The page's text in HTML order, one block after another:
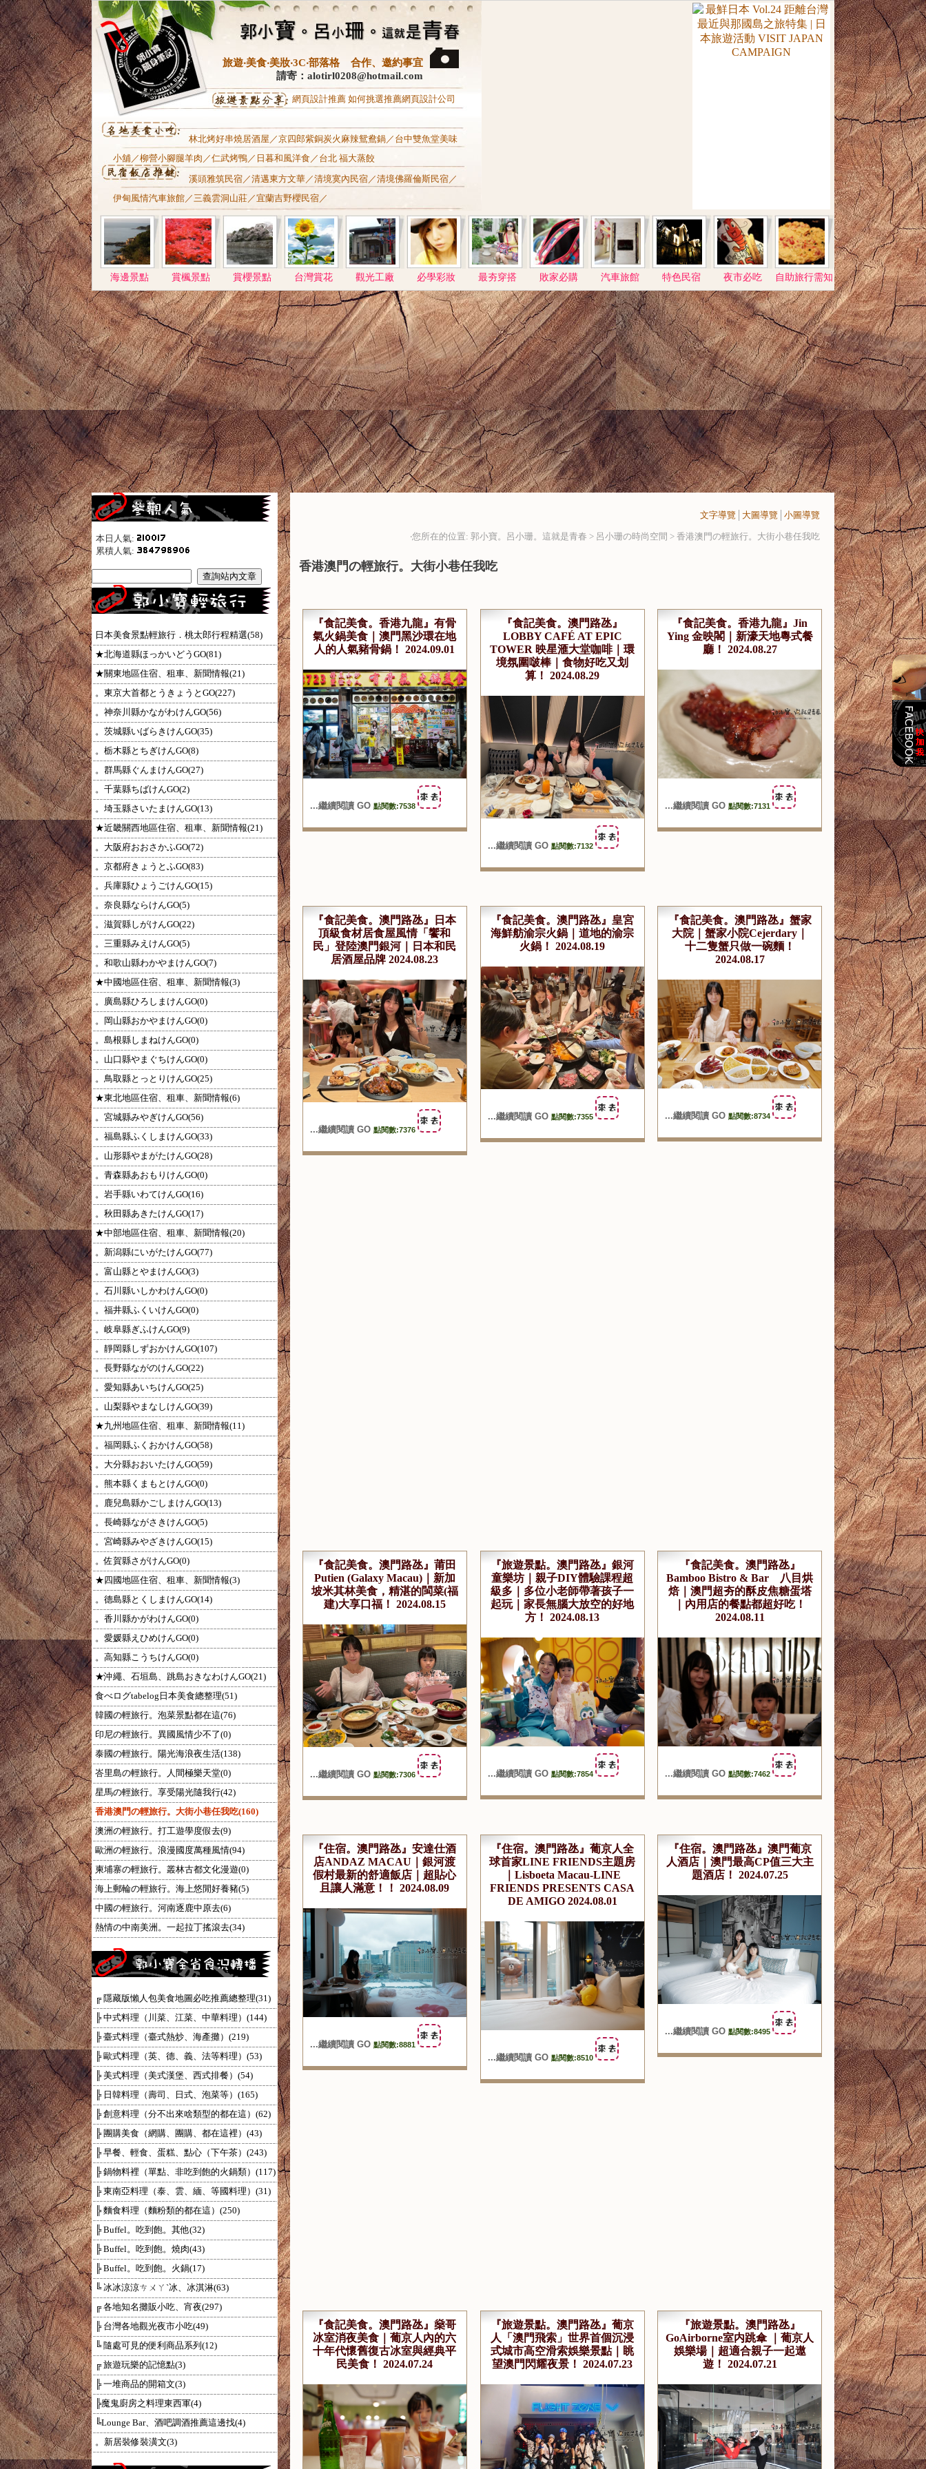
旅遊‧美食‧美妝‧3C‧部落格 合作、邀約事宜
請寄：alotirl0208@hotmail.com
網頁設計推薦 如何挑選推薦網頁設計公司
林北烤好串燒居酒屋 ／京四郎紫銅炭火麻辣鴛鴦鍋／ 台中雙魚堂美味
小舖／柳營小腳腿羊肉 ／仁武烤鴨／ 日暮和風洋食／ 台北 福大蒸餃
溪頭雅筑民宿／清邁東方文華／清境寞內民宿／清境佛羅倫斯民宿／
伊甸風情汽車旅館／三義雲洞山莊／宜蘭吉野櫻民宿／
海邊景點 賞楓景點 賞櫻景點 台灣賞花 觀光工廠 必學彩妝 最夯穿搭 敗家必購 汽車旅館 特色民宿 夜市必吃 自助旅行需知
本日人氣:
累積人氣:
日本美食景點輕旅行．桃太郎行程精選(58)
★北海道縣ほっかいどうGO(81)
★關東地區住宿、租車、新聞情報(21)
。東京大首都とうきょうとGO(227)
。神奈川縣かながわけんGO(56)
。茨城縣いばらきけんGO(35)
。栃木縣とちぎけんGO(8)
。群馬縣ぐんまけんGO(27)
。千葉縣ちばけんGO(2)
。埼玉縣さいたまけんGO(13)
★近畿關西地區住宿、租車、新聞情報(21)
。大阪府おおさかふGO(72)
。京都府きょうとふGO(83)
。兵庫縣ひょうごけんGO(15)
。奈良縣ならけんGO(5)
。滋賀縣しがけんGO(22)
。三重縣みえけんGO(5)
。和歌山縣わかやまけんGO(7)
★中國地區住宿、租車、新聞情報(3)
。廣島縣ひろしまけんGO(0)
。岡山縣おかやまけんGO(0)
。島根縣しまねけんGO(0)
。山口縣やまぐちけんGO(0)
。鳥取縣とっとりけんGO(25)
★東北地區住宿、租車、新聞情報(6)
。宮城縣みやぎけんGO(56)
。福島縣ふくしまけんGO(33)
。山形縣やまがたけんGO(28)
。青森縣あおもりけんGO(0)
。岩手縣いわてけんGO(16)
。秋田縣あきたけんGO(17)
★中部地區住宿、租車、新聞情報(20)
。新潟縣にいがたけんGO(77)
。富山縣とやまけんGO(3)
。石川縣いしかわけんGO(0)
。福井縣ふくいけんGO(0)
。岐阜縣ぎふけんGO(9)
。靜岡縣しずおかけんGO(107)
。長野縣ながのけんGO(22)
。愛知縣あいちけんGO(25)
。山梨縣やまなしけんGO(39)
★九州地區住宿、租車、新聞情報(11)
。福岡縣ふくおかけんGO(58)
。大分縣おおいたけんGO(59)
。熊本縣くまもとけんGO(0)
。鹿兒島縣かごしまけんGO(13)
。長崎縣ながさきけんGO(5)
。宮崎縣みやざきけんGO(15)
。佐賀縣さがけんGO(0)
★四國地區住宿、租車、新聞情報(3)
。德島縣とくしまけんGO(14)
。香川縣かがわけんGO(0)
。愛媛縣えひめけんGO(0)
。高知縣こうちけんGO(0)
★沖繩、石垣島、跳島おきなわけんGO(21)
食べログtabelog日本美食總整理(51)
韓國の輕旅行。泡菜景點都在這(76)
印尼の輕旅行。異國風情少不了(0)
泰國の輕旅行。陽光海浪夜生活(138)
峇里島の輕旅行。人間極樂天堂(0)
星馬の輕旅行。享受陽光隨我行(42)
香港澳門の輕旅行。大街小巷任我吃(160)
澳洲の輕旅行。打工遊學度假去(9)
歐洲の輕旅行。浪漫國度萬種風情(94)
柬埔寨の輕旅行。叢林古都文化漫遊(0)
海上郵輪の輕旅行。海上悠閒好養豬(5)
中國の輕旅行。河南逐鹿中原去(6)
熱情の中南美洲。一起拉丁搖滾去(34)
╔ 隱藏版懶人包美食地圖必吃推薦總整理(31)
╠ 中式料理（川菜、江菜、中華料理）(144)
╠ 臺式料理（臺式熱炒、海產攤）(219)
╠ 歐式料理（英、德、義、法等料理）(53)
╠ 美式料理（美式漢堡、西式排餐）(54)
╠ 日韓料理（壽司、日式、泡菜等）(165)
╠ 創意料理（分不出來啥類型的都在這）(62)
╠ 團購美食（網購、團購、都在這裡）(43)
╠ 早餐、輕食、蛋糕、點心（下午茶）(243)
╠ 鍋物料裡（單點、非吃到飽的火鍋類）(117)
╠ 東南亞料理（泰、雲、緬、等國料理）(31)
╠ 麵食料理（麵粉類的都在這）(250)
╠ Buffel。吃到飽。其他(32)
╠ Buffel。吃到飽。燒肉(43)
╠ Buffel。吃到飽。火鍋(17)
╚ 冰冰涼涼ㄘㄨㄚˋ冰、冰淇淋(63)
╔ 各地知名攤販小吃、宵夜(297)
╠ 台灣各地觀光夜市小吃(49)
╚ 隨處可見的便利商品系列(12)
╔ 旅遊玩樂的記憶點(3)
╠ 一堆商品的開箱文(3)
╠魔鬼廚房之料理東西軍(4)
╚Lounge Bar、酒吧調酒推薦這邊找(4)
。新居裝修裝潢文(3)
文字導覽 大圖導覽 小圖導覽
‧您所在的位置: 郭小寶。呂小珊。這就是青春 > 呂小珊の時尚空間 > 香港澳門の輕旅行。大街小巷任我吃
香港澳門の輕旅行。大街小巷任我吃
『食記美食。香港九龍』有骨
氣火鍋美食｜澳門黑沙環在地
人的人氣豬骨鍋！ 2024.09.01
...繼續閱讀 GO 點閱數:7538
『食記美食。澳門路氹』
LOBBY CAFÉ AT EPIC
TOWER 映星滙大堂咖啡｜環
境氛圍啵棒｜食物好吃又划
算！ 2024.08.29
...繼續閱讀 GO 點閱數:7132
『食記美食。香港九龍』Jin
Ying 金映閣｜新濠天地粵式餐
廳！ 2024.08.27
...繼續閱讀 GO 點閱數:7131
『食記美食。澳門路氹』日本
頂級食材居食屋風情「饗和
民」登陸澳門銀河｜日本和民
居酒屋品牌 2024.08.23
...繼續閱讀 GO 點閱數:7376
『食記美食。澳門路氹』皇宮
海鮮舫渝宗火鍋｜道地的渝宗
火鍋！ 2024.08.19
...繼續閱讀 GO 點閱數:7355
『食記美食。澳門路氹』蟹家
大院｜蟹家小院Cejerdary｜
十二隻蟹只做一碗麵！
2024.08.17
...繼續閱讀 GO 點閱數:8734
『食記美食。澳門路氹』莆田
Putien (Galaxy Macau)｜新加
坡米其林美食，精湛的閩菜(福
建)大享口福！ 2024.08.15
...繼續閱讀 GO 點閱數:7306
『旅遊景點。澳門路氹』銀河
童樂坊｜親子DIY體驗課程超
級多｜多位小老師帶著孩子一
起玩｜家長無腦大放空的好地
方！ 2024.08.13
...繼續閱讀 GO 點閱數:7854
『食記美食。澳門路氹』
Bamboo Bistro & Bar 八目烘
焙｜澳門超夯的酥皮焦糖蛋塔
｜內用店的餐點都超好吃！
2024.08.11
...繼續閱讀 GO 點閱數:7462
『住宿。澳門路氹』安達仕酒
店ANDAZ MACAU｜銀河渡
假村最新的舒適飯店｜超貼心
且讓人滿意！！ 2024.08.09
...繼續閱讀 GO 點閱數:8881
『住宿。澳門路氹』葡京人全
球首家LINE FRIENDS主題房
｜Lisboeta Macau-LINE
FRIENDS PRESENTS CASA
DE AMIGO 2024.08.01
...繼續閱讀 GO 點閱數:8510
『住宿。澳門路氹』澳門葡京
人酒店｜澳門最高CP值三大主
題酒店！ 2024.07.25
...繼續閱讀 GO 點閱數:8495
『食記美食。澳門路氹』燊哥
冰室消夜美食｜葡京人內的六
十年代懷舊復古冰室與經典平
民美食！ 2024.07.24
『旅遊景點。澳門路氹』葡京
人「澳門飛索」世界首個沉浸
式城市高空滑索娛樂景點｜眺
望澳門閃耀夜景！ 2024.07.23
『旅遊景點。澳門路氹』
GoAirborne室内跳傘 ｜葡京人
娛樂場｜超適合親子一起遨
遊！ 2024.07.21